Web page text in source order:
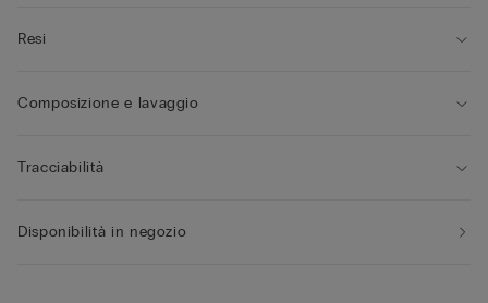
Resi
Composizione e lavaggio
Tracciabilità
Disponibilità in negozio